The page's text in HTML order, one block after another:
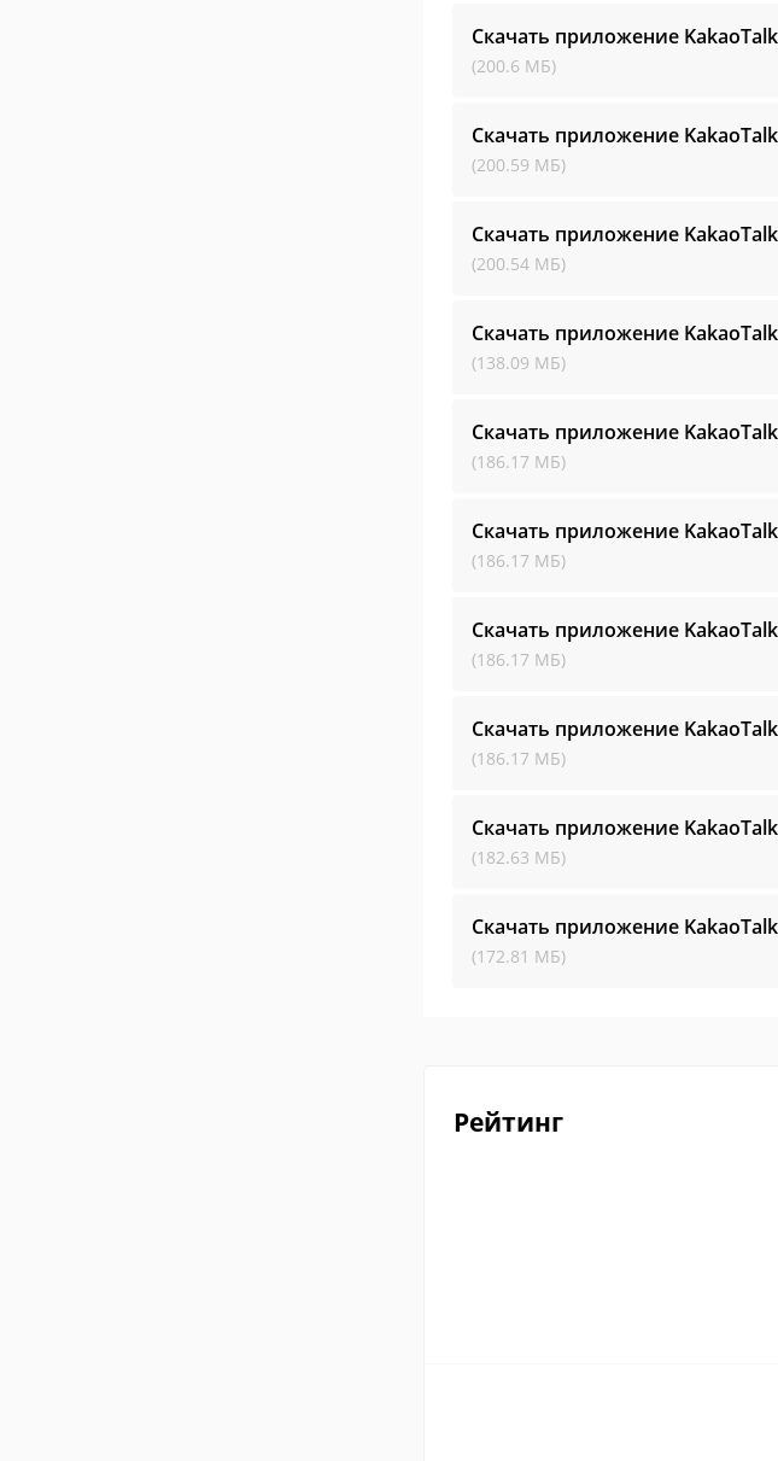
Скачать приложение
(200.6 МБ)
Скачать приложение
(200.59 МБ)
Скачать приложение
(200.54 МБ)
Скачать приложение
(138.09 МБ)
Скачать приложение
(186.17 МБ)
Скачать приложение
(186.17 МБ)
Скачать приложение
(186.17 МБ)
Скачать приложение
(186.17 МБ)
Скачать приложение
(182.63 МБ)
Скачать приложение
(172.81 МБ)
Рейтинг